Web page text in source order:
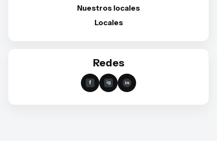
Nuestros locales
Locales
Redes